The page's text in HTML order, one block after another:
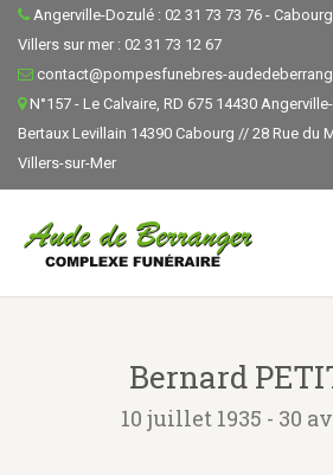
Angerville-Dozulé : 02 31 73 73 76 -
Villers sur mer : 02 31 73 12 67
contact@pompesfunebres-
N°157 - Le Calvaire, RD 675 14430
Bertaux Levillain 14390 Cabourg // 28 Rue du
Villers-sur-Mer
Bernard
10 juillet 1935 - 30